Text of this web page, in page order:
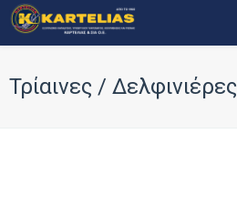
Τρίαινες / Δελφινιέρες